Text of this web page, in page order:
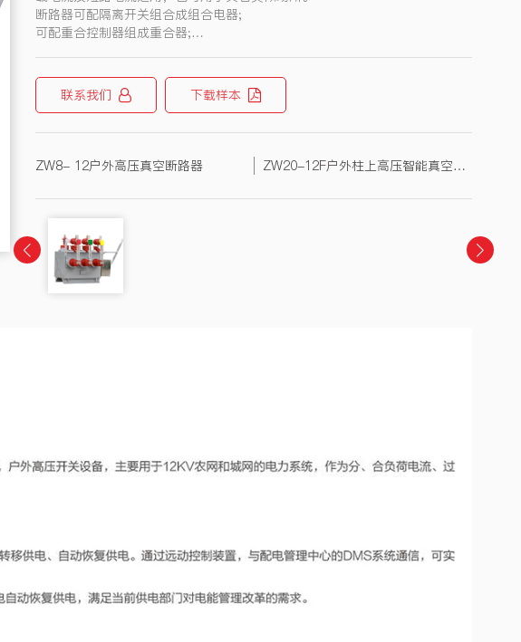
断路器可配隔离开关组合成组合电器;
可配重合控制器组成重合器;
四遥功能。
与智能IC卡预付费配电控制箱配置使用，可实现无费自动断电，买电自动恢复
联系我们 下载样本
ZW8- 12户外高压真空断路器 ZW20-12F户外柱上高压智能真空断路器